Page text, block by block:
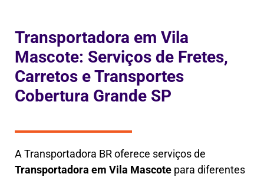
Transportadora em Vila
Mascote: Serviços de Fretes,
Carretos e Transportes
Cobertura Grande SP
A Transportadora BR oferece serviços de
Transportadora em Vila Mascote para diferentes